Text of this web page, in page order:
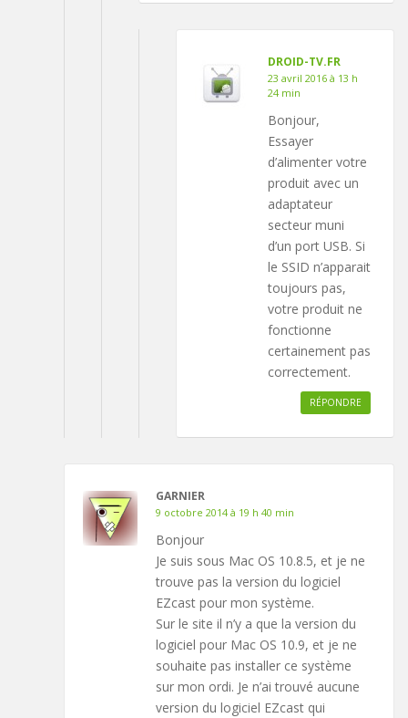
DROID-TV.FR
23 avril 2016 à 13 h
24 min
Bonjour,
Essayer
d’alimenter votre
produit avec un
adaptateur
secteur muni
d’un port USB. Si
le SSID n’apparait
toujours pas,
votre produit ne
fonctionne
certainement pas
correctement.
RÉPONDRE
GARNIER
9 octobre 2014 à 19 h 40 min
Bonjour
Je suis sous Mac OS 10.8.5, et je ne
trouve pas la version du logiciel
EZcast pour mon système.
Sur le site il n’y a que la version du
logiciel pour Mac OS 10.9, et je ne
souhaite pas installer ce système
sur mon ordi. Je n’ai trouvé aucune
version du logiciel EZcast qui